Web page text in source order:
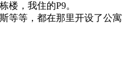
楼，我住的P9。
等等，都在那里开设了公寓